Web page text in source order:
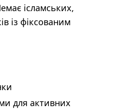
ісламських,
із фіксованим
для активних